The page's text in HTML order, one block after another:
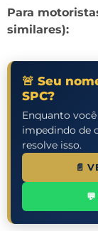
Para
similares):
🚨 Seu
SPC?
Enquanto
impedindo de
resolve isso.
📄